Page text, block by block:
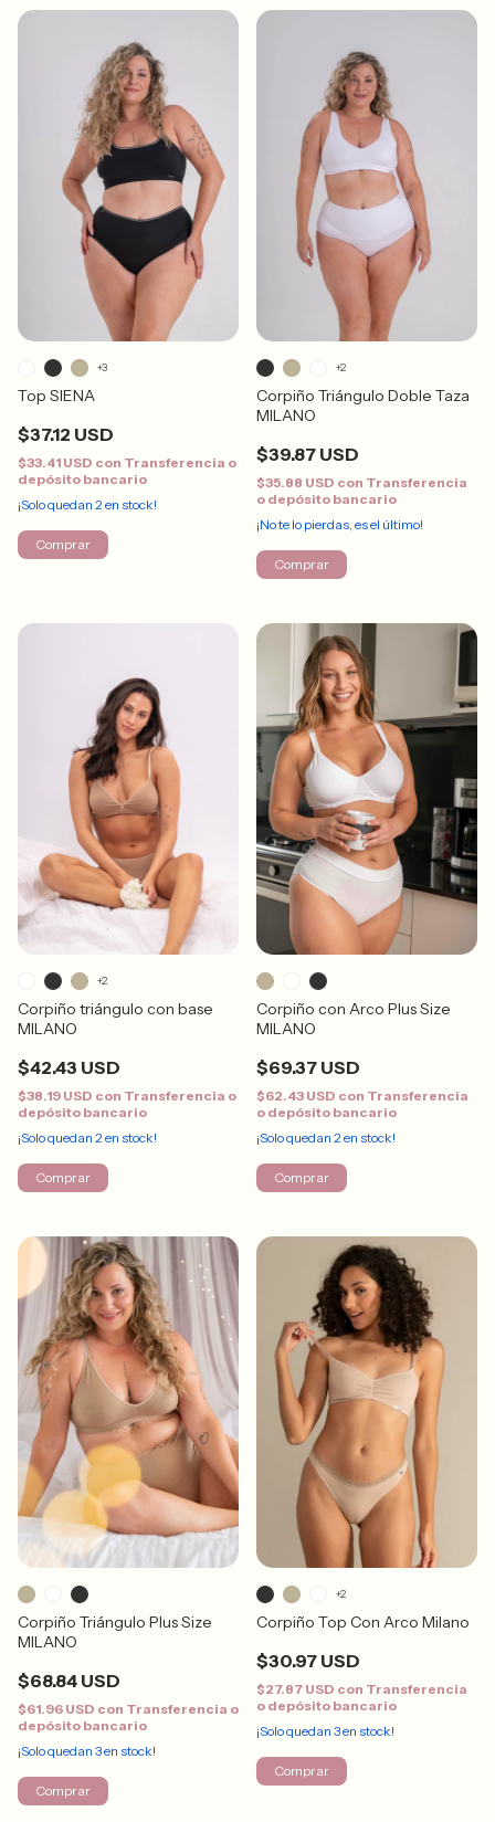
Top SIENA
$37.12 USD
$33.41 USD con Transferencia o
depósito bancario
¡Solo quedan 2en stock!
+3
Comprar
Corpiño Triángulo Doble Taza
MILANO
$39.87 USD
$35.88 USD con Transferencia
o depósito bancario
¡No te lo pierdas, es el último!
+2
Comprar
Corpiño triángulo con base
MILANO
$42.43 USD
$38.19 USD con Transferencia o
depósito bancario
¡Solo quedan 2en stock!
+2
Comprar
Corpiño con Arco Plus Size
MILANO
$69.37 USD
$62.43 USD con Transferencia
o depósito bancario
¡Solo quedan 2en stock!
Comprar
Corpiño Triángulo Plus Size
MILANO
$68.84 USD
$61.96 USD con Transferencia o
depósito bancario
¡Solo quedan 3en stock!
Comprar
Corpiño Top Con Arco Milano
$30.97 USD
$27.87 USD con Transferencia
o depósito bancario
¡Solo quedan 3en stock!
+2
Comprar